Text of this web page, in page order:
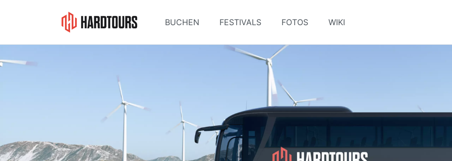
BUCHEN FESTIVALS FOTOS WIKI